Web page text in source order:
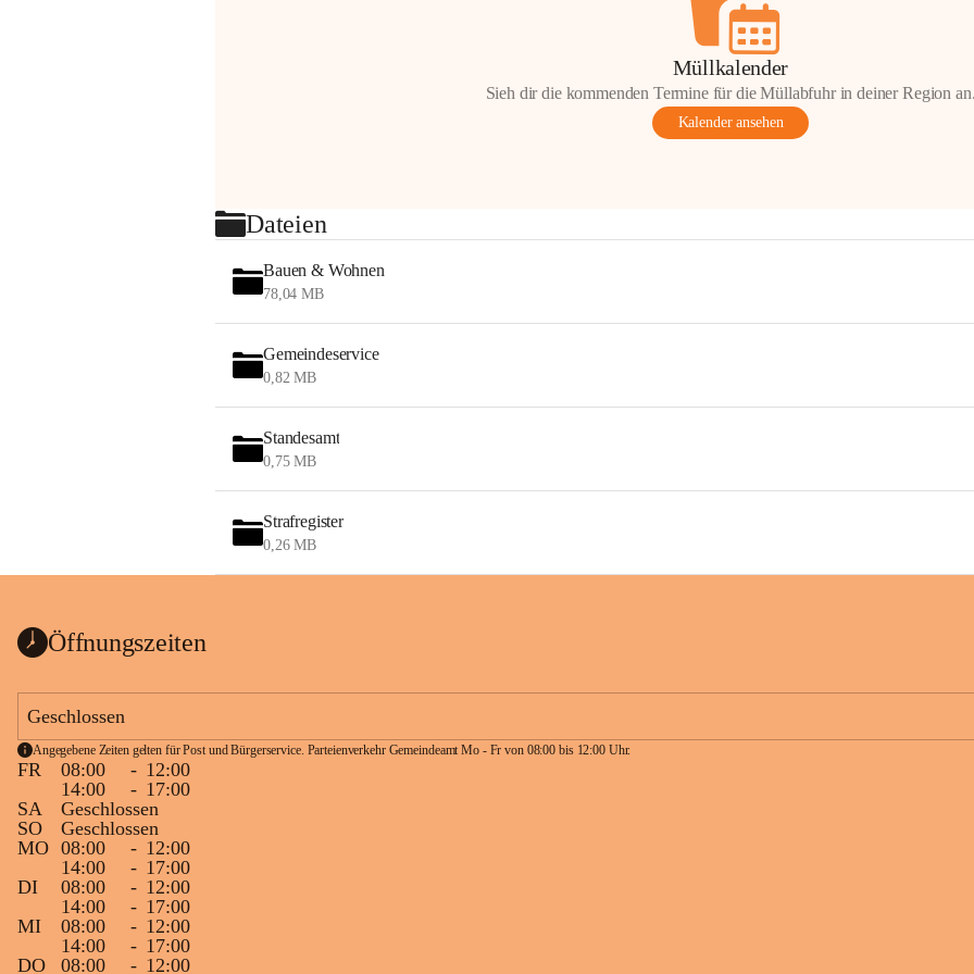
Müllkalender
Sieh dir die kommenden Termine für die Müllabfuhr in deiner Region
Kalender ansehen
Dateien
Bauen & Wohnen
78,04 MB
Gemeindeservice
0,82 MB
Standesamt
0,75 MB
Strafregister
0,26 MB
Öffnungszeiten
Geschlossen
Angegebene Zeiten gelten für Post und Bürgerservice. Parteienverkehr Gemeindeamt Mo - Fr von 08:00 bis 12:00 Uhr.
FR 08:00 - 12:00
14:00
- 17:00
SA
Geschlossen
SO
Geschlossen
MO 08:00 - 12:00
14:00
- 17:00
DI
08:00 - 12:00
14:00
- 17:00
MI
08:00 - 12:00
14:00
- 17:00
DO
08:00 - 12:00